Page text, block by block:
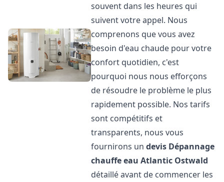
souvent dans les heures qui
suivent votre appel. Nous
comprenons que vous avez
besoin d'eau chaude pour votre
confort quotidien, c'est
pourquoi nous nous efforçons
de résoudre le problème le plus
rapidement possible. Nos tarifs
sont compétitifs et
transparents, nous vous
fournirons undevis Dépannage
chauffe eau Atlantic Ostwald
détaillé avant de commencer les